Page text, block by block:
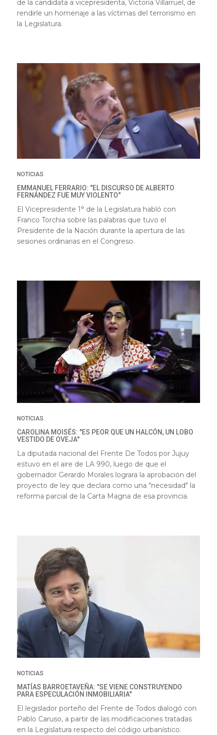
de la candidata a vicepresidenta, Victoria Villarruel, de
rendirle un homenaje a las víctimas del terrorismo en
la Legislatura.
NOTICIAS
EMMANUEL FERRARIO: "EL DISCURSO DE ALBERTO
FERNÁNDEZ FUE MUY VIOLENTO"
El Vicepresidente 1° de la Legislatura habló con
Franco Torchia sobre las palabras que tuvo el
Presidente de la Nación durante la apertura de las
sesiones ordinarias en el Congreso.
NOTICIAS
CAROLINA MOISÉS: "ES PEOR QUE UN HALCÓN, UN LOBO
VESTIDO DE OVEJA"
La diputada nacional del Frente De Todos por Jujuy
estuvo en el aire de LA 990, luego de que el
gobernador Gerardo Morales lograra la aprobación del
proyecto de ley que declara como una "necesidad" la
reforma parcial de la Carta Magna de esa provincia.
NOTICIAS
MATÍAS BARROETAVEÑA: "SE VIENE CONSTRUYENDO
PARA ESPECULACIÓN INMOBILIARIA"
El legislador porteño del Frente de Todos dialogó con
Pablo Caruso, a partir de las modificaciones tratadas
en la Legislatura respecto del código urbanístico.